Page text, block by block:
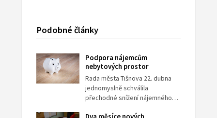
Podobné články
Podpora nájemcům
nebytových prostor
Rada města Tišnova 22. dubna
jednomyslně schválila
přechodné snížení nájemného…